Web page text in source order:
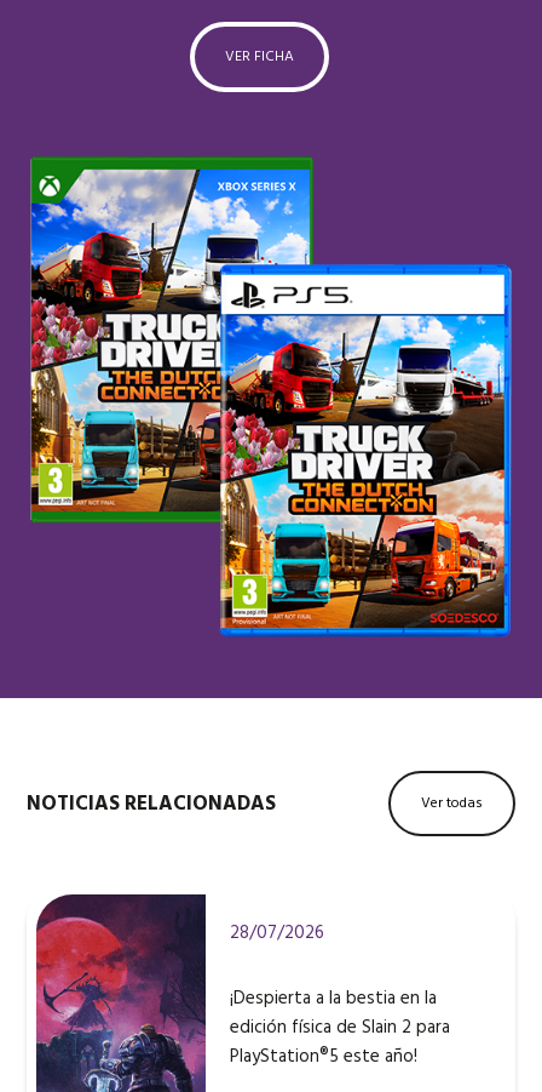
VER FICHA
NOTICIAS RELACIONADAS Ver todas
28/07/2026
¡Despierta a la bestia en la
edición física de Slain 2 para
PlayStation®5 este año!